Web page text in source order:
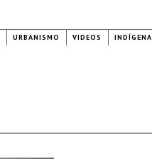
URBANISMO VIDEOS INDÍGENA